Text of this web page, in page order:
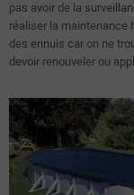
pas avoir de la
réaliser la maintenance
des ennuis car on ne
devoir renouveler ou